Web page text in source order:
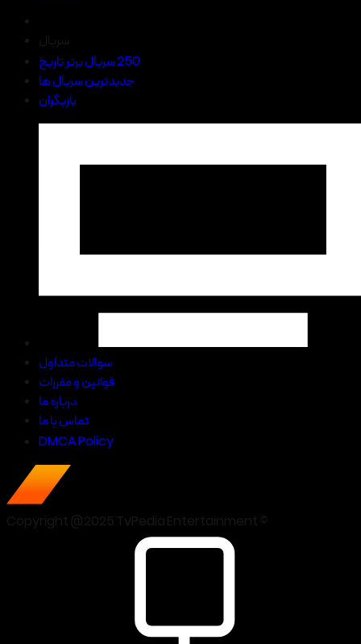
250 سریال برتر تاریخ
جدیدترین سریال ها
بازیگران
سوالات متداول
قوانین و مقررات
درباره ما
تماس با ما
DMCA Policy